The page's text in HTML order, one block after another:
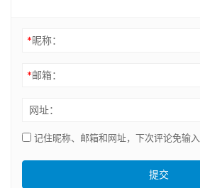
*昵称：
*邮箱：
网址：
记住昵称、邮箱和网址，下次评论免输入
提交